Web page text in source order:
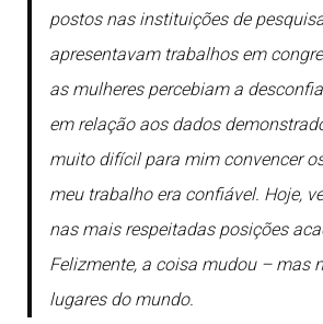
postos nas instituições de
apresentavam trabalhos em
as mulheres percebiam a
em relação aos dados
muito difícil para mim convencer
meu trabalho era confiável. Hoje,
nas mais respeitadas posições
Felizmente, a coisa mudou – mas
lugares do mundo.